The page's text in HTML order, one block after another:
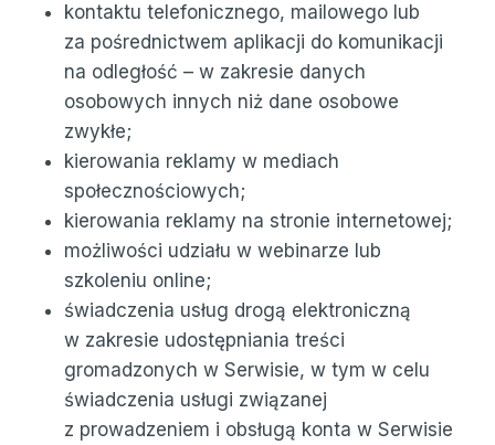
kontaktu telefonicznego, mailowego lub
za pośrednictwem aplikacji do komunikacji
na odległość – w zakresie danych
osobowych innych niż dane osobowe
zwykłe;
kierowania reklamy w mediach
społecznościowych;
kierowania reklamy na stronie internetowej;
możliwości udziału w webinarze lub
szkoleniu online;
świadczenia usług drogą elektroniczną
w zakresie udostępniania treści
gromadzonych w Serwisie, w tym w celu
świadczenia usługi związanej
z prowadzeniem i obsługą konta w Serwisie